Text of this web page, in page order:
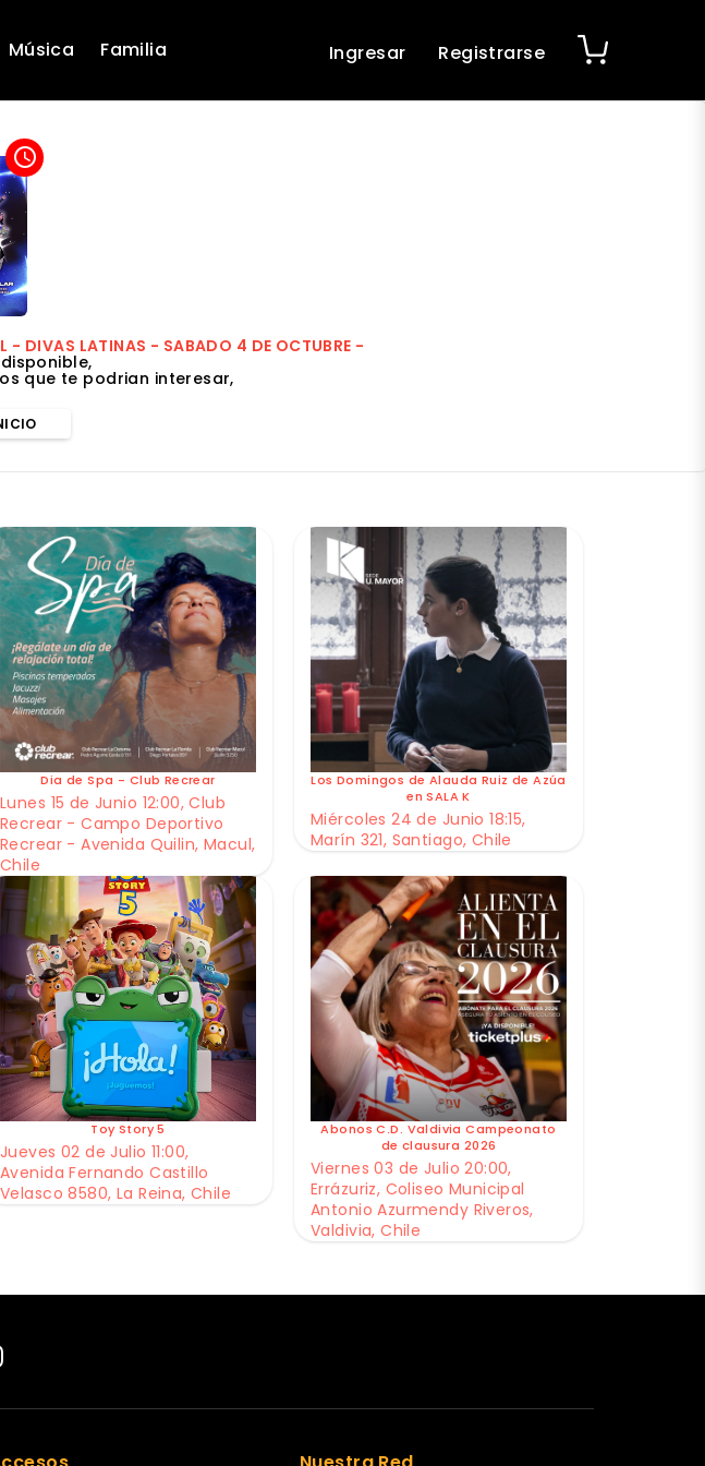
Música Familia Ingresar Registrarse
access_time
- DIVAS LATINAS - SABADO 4 DE OCTUBRE -
que te podrian interesar,
Dia de Spa - Club Recrear
Lunes 15 de Junio 12:00, Club
Recrear - Campo Deportivo
Recrear - Avenida Quilin, Macul,
Chile
Los Domingos de Alauda Ruiz de Azúa
en SALA K
Miércoles 24 de Junio 18:15,
Marín 321, Santiago, Chile
Toy Story 5
Jueves 02 de Julio 11:00,
Avenida Fernando Castillo
Velasco 8580, La Reina, Chile
Abonos C.D. Valdivia Campeonato
de clausura 2026
Viernes 03 de Julio 20:00,
Errázuriz, Coliseo Municipal
Antonio Azurmendy Riveros,
Valdivia, Chile